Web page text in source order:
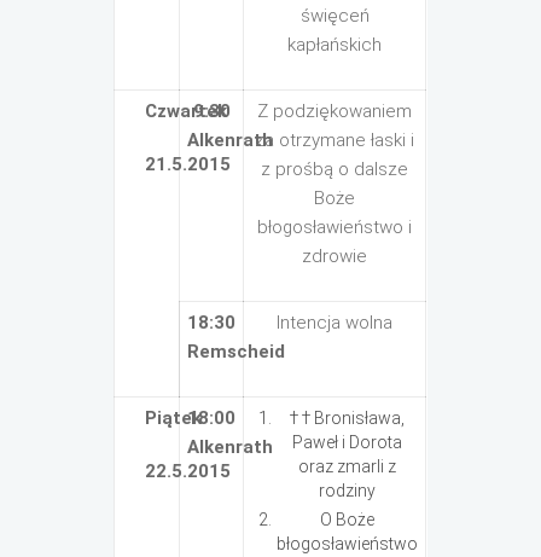
święceń
kapłańskich
Czwartek
21.5.2015
9:30
Alkenrath
Z podziękowaniem
za otrzymane łaski i
z prośbą o dalsze
Boże
błogosławieństwo i
zdrowie
18:30
Remscheid
Intencja wolna
Piątek
22.5.2015
18:00
Alkenrath
† † Bronisława,
Paweł i Dorota
oraz zmarli z
rodziny
O Boże
błogosławieństwo